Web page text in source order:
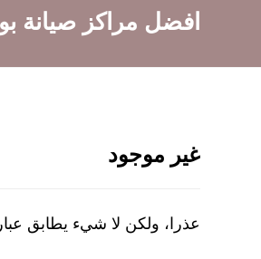
افضل مراكز صيانة
غير موجود
عذرا، ولكن لا شيء يطابق